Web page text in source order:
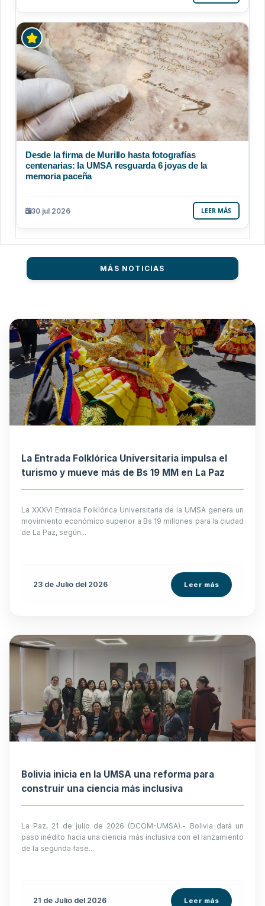
Desde la firma de Murillo hasta fotografías
centenarias: la UMSA resguarda 6 joyas de la
memoria paceña
30 jul 2026 LEER MÁS
MÁS NOTICIAS
La Entrada Folklórica Universitaria impulsa el
turismo y mueve más de Bs 19 MM en La Paz
La XXXVI Entrada Folklórica Universitaria de la UMSA genera un
movimiento económico superior a Bs 19 millones para la ciudad
de La Paz, según...
23 de Julio del 2026 Leer más
Bolivia inicia en la UMSA una reforma para
construir una ciencia más inclusiva
La Paz, 21 de julio de 2026 (DCOM-UMSA).- Bolivia dará un
paso inédito hacia una ciencia más inclusiva con el lanzamiento
de la segunda fase...
21 de Julio del 2026 Leer más